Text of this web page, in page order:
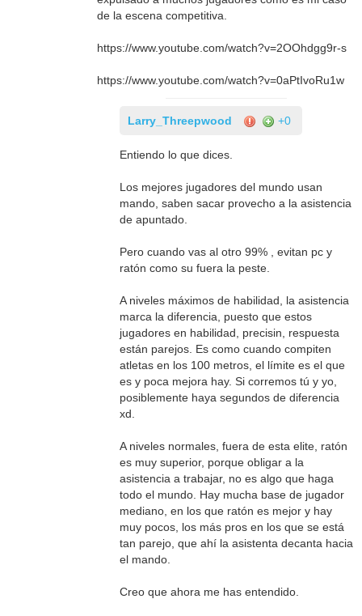
de la escena competitiva.
https://www.youtube.com/watch?v=2OOhdgg9r-s
https://www.youtube.com/watch?v=0aPtIvoRu1w
Larry_Threepwood +0
Entiendo lo que dices.
Los mejores jugadores del mundo usan
mando, saben sacar provecho a la asistencia
de apuntado.
Pero cuando vas al otro 99% , evitan pc y
ratón como su fuera la peste.
A niveles máximos de habilidad, la asistencia
marca la diferencia, puesto que estos
jugadores en habilidad, precisin, respuesta
están parejos. Es como cuando compiten
atletas en los 100 metros, el límite es el que
es y poca mejora hay. Si corremos tú y yo,
posiblemente haya segundos de diferencia
xd.
A niveles normales, fuera de esta elite, ratón
es muy superior, porque obligar a la
asistencia a trabajar, no es algo que haga
todo el mundo. Hay mucha base de jugador
mediano, en los que ratón es mejor y hay
muy pocos, los más pros en los que se está
tan parejo, que ahí la asistenta decanta hacia
el mando.
Creo que ahora me has entendido.